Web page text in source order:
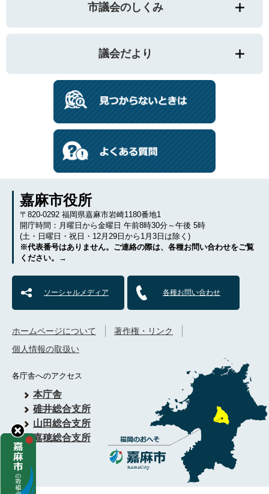
市議会のしくみ
議会だより
嘉麻市役所
〒820-0292 福岡県嘉麻市岩崎1180番地1
開庁時間：月曜日から金曜日 午前8時30分～午後 5時
(土・日曜日・祝日・12月29日から1月3日は除く)
※代表番号はありません。ご連絡の際は、各種お問い合わせをご覧
ください。→
ソーシャルメディア 各種お問い合わせ
各庁舎へのアクセス
本庁舎
碓井総合支所
山田総合支所
嘉穂総合支所
ホームページについて
著作権・リンク
個人情報の取扱い